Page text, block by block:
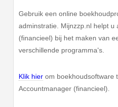
Gebruik een online
adminstratie. Mijnzzp.nl helpt u
(financieel) bij het maken van
verschillende programma's.
Klik hier om boekhoudsoftware
Accountmanager (financieel).